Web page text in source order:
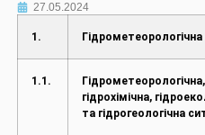
27.05.2024
1. Гідрометеорологічна
1.1.
Гідрометеорологічна,
гідрохімічна,
та гідрогеологічна